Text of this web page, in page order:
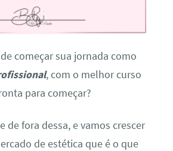
começar sua jornada como
, com o melhor curso
para começar?
de fora dessa, e vamos crescer
de estética que é o que